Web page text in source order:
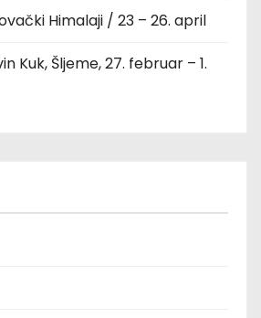
Himalaji / 23 – 26. april
Kuk, Šljeme, 27. februar – 1.